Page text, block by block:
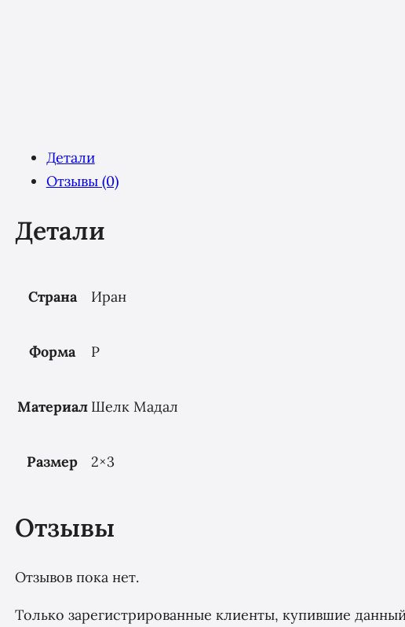
Детали
Отзывы (0)
Детали
Страна Иран
Форма P
Материал Шелк Мадал
Размер 2×3
Отзывы
Отзывов пока нет.
Только зарегистрированные клиенты, купившие